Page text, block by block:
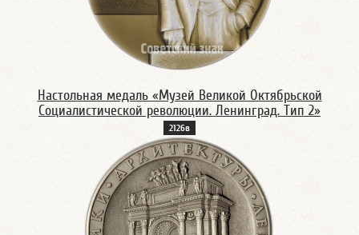
Настольная медаль «Музей Великой Октябрьской
Социалистической революции. Ленинград. Тип 2»
2126в